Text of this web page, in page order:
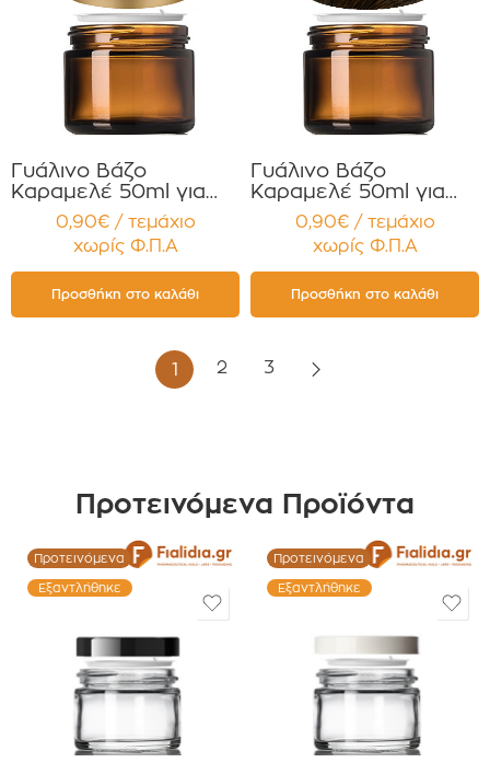
Γυάλινο Βάζο
Καραμελέ 50ml για
Κρέμες και
Κηραλοιφές με Χρυσό
ΜΑΤ Καπάκι
Παρέμβυσμα
Συσκευασία 12
τεμαχίων
0,90€ / τεμάχιο
χωρίς Φ.Π.Α
Προσθήκη στο καλάθι
Γυάλινο Βάζο
Καραμελέ 50ml για
Κρέμες και
Κηραλοιφές με Τύπου
Ξύλινο Καπάκι
Παρέμβυσμα
Συσκευασία 12
τεμαχίων
0,90€ / τεμάχιο
χωρίς Φ.Π.Α
Προσθήκη στο καλάθι
1 2 3
Προτεινόμενα Προϊόντα
Προτεινόμενα
Εξαντλήθηκε
Προτεινόμενα
Εξαντλήθηκε